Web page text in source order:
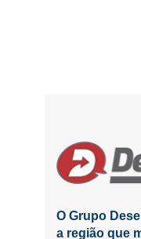
O Grupo
a região que